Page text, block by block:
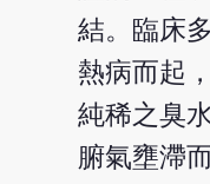
結。臨床
熱病而起
純稀之臭
腑氣壅滯